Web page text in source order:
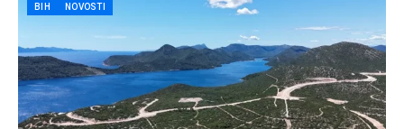
BIH NOVOSTI